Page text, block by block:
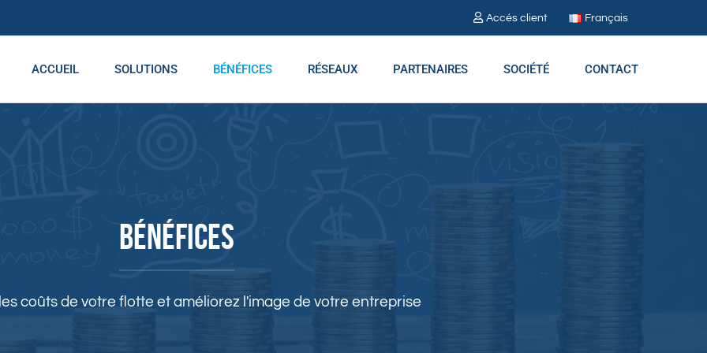
Accés client Français
ACCUEIL SOLUTIONS BÉNÉFICES RÉSEAUX PARTENAIRES SOCIÉTÉ CONTACT
Bénéfices
coûts de votre flotte et améliorez l'image de votre entreprise